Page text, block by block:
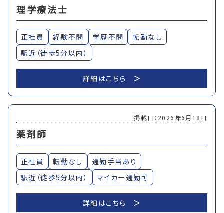
理学療法士
正社員 経験不問 学歴不問
転勤なし
駅近（徒歩5分以内）
詳細はこちら
薬剤師
掲載日：2026年6月18日
正社員 転勤なし
通勤手当あり
駅近（徒歩5分以内）
マイカー通勤可
詳細はこちら